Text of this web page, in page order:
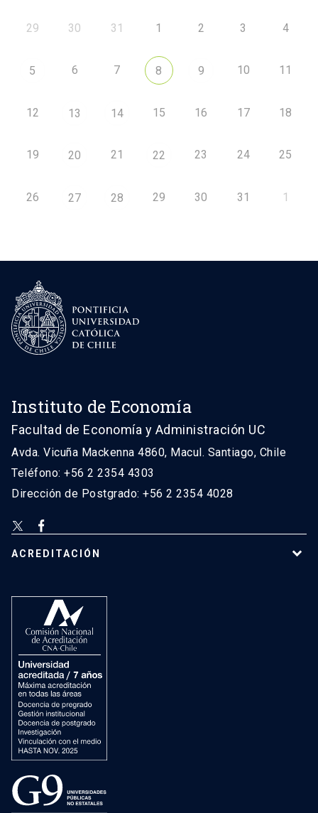
29 30 31 1 2 3 4
5 6 7 8 9 10 11
12 13 14 15 16 17 18
19 20 21 22 23 24 25
26 27 28 29 30 31 1
Instituto de Economía
Facultad de Economía y Administración UC
Avda. Vicuña Mackenna 4860, Macul. Santiago, Chile
Teléfono: +56 2 2354 4303
Dirección de Postgrado: +56 2 2354 4028
ACREDITACIÓN